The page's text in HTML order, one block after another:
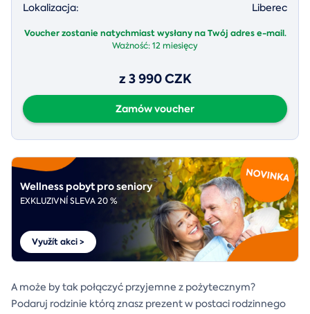
Lokalizacja: Liberec
Voucher zostanie natychmiast wysłany na Twój adres e-mail.
Ważność:12 miesięcy
z 3 990 CZK
Zamów voucher
Wellness pobyt pro seniory
EXKLUZIVNÍ SLEVA 20 %
Využít akci >
A może by tak połączyć przyjemne z pożytecznym?
Podaruj rodzinie którą znasz prezent w postaci rodzinnego